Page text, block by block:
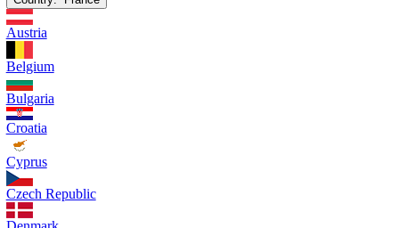
Austria
Belgium
Bulgaria
Croatia
Cyprus
Czech Republic